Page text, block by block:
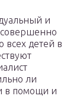
и
совершенно
всех детей в
ли
в помощи и